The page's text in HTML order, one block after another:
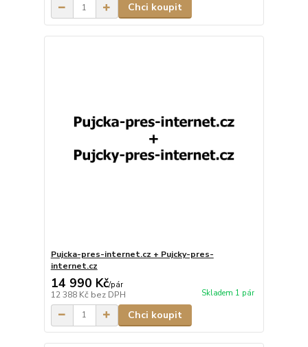
Chci koupit
Pujcka-pres-internet.cz + Pujcky-pres-
internet.cz
14 990 Kč/pár
12 388 Kč bez DPH Skladem 1 pár
Chci koupit